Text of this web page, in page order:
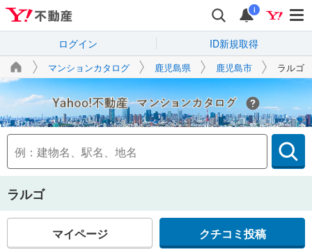
i
ログイン ID新規取得
マンションカタログ 鹿児島県 鹿児島市 ラルゴ
Yahoo!不動産
ラルゴ
マイページ クチコミ投稿